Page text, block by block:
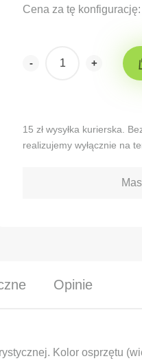
Cena za tę konfigurację:
- +
15 zł wysyłka kurierska.
realizujemy wyłącznie na
Opinie
Kolor osprzętu